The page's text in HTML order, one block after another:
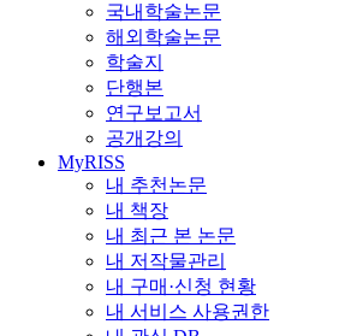
국내학술논문
해외학술논문
학술지
단행본
연구보고서
공개강의
MyRISS
내 추천논문
내 책장
내 최근 본 논문
내 저작물관리
내 구매·신청 현황
내 서비스 사용권한